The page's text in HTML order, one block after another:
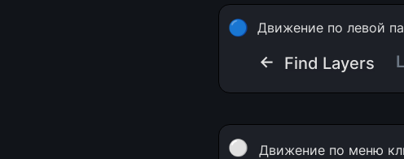
🔵 Движение по левой
← Find Layers
⚪ Движение по меню